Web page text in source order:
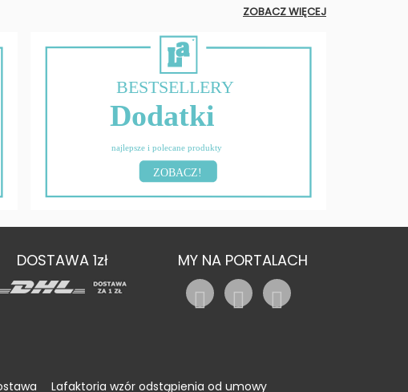
ZOBACZ WIĘCEJ
BESTSELLERY
Dodatki
najlepsze i polecane produkty
ZOBACZ!
DOSTAWA 1zł MY NA PORTALACH
Lafaktoria wzór odstąpienia od umowy